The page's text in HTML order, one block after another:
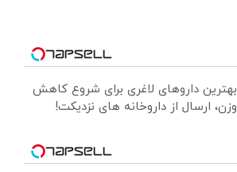
بهترین داروهای لاغری برای شروع کاهش
وزن، ارسال از داروخانه های نزدیکت!